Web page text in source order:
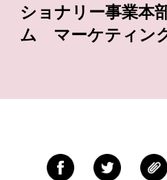
ショナリー事業本
ム マーケティン